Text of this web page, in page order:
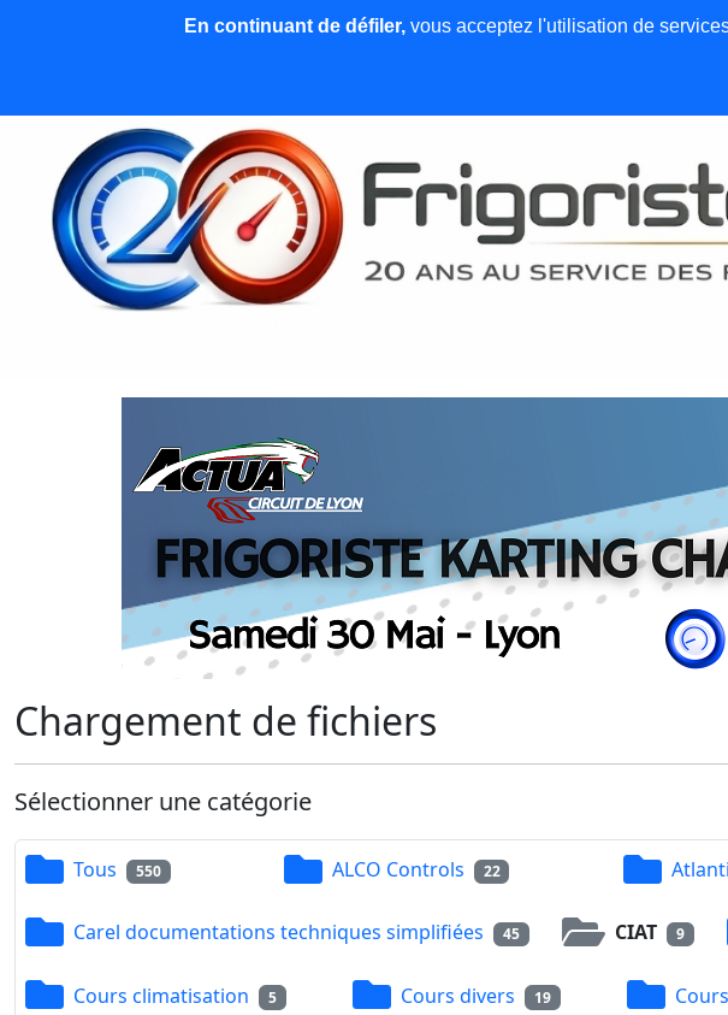
News et articles
Chargement de fichiers
Sélectionner une catégorie
Tous 550 ALCO Controls 22
Carel documentations techniques simplifiées 45 CIAT 9
Cours climatisation 5 Cours divers 19
En continuant de défiler,vous acceptez l'utilisation de